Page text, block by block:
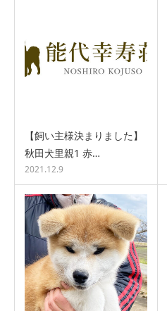
【飼い主様決まりました】
秋田犬里親1 赤…
2021.12.9